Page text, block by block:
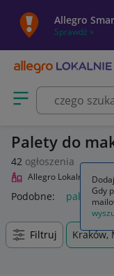
Allegro
Sprawdź »
Otwórz menu z
Palety do
42 ogłoszenia
Allegro Lokalnie
Podobne: palety do
Filtruj Kraków,
Gdy